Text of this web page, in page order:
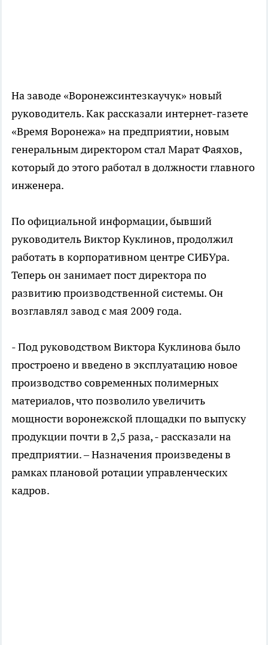
На заводе «Воронежсинтезкаучук» новый
руководитель. Как рассказали интернет-газете
«Время Воронежа» на предприятии, новым
генеральным директором стал Марат Фаяхов,
который до этого работал в должности главного
инженера.
По официальной информации, бывший
руководитель Виктор Куклинов, продолжил
работать в корпоративном центре СИБУра.
Теперь он занимает пост директора по
развитию производственной системы. Он
возглавлял завод с мая 2009 года.
- Под руководством Виктора Куклинова было
простроено и введено в эксплуатацию новое
производство современных полимерных
материалов, что позволило увеличить
мощности воронежской площадки по выпуску
продукции почти в 2,5 раза, - рассказали на
предприятии. – Назначения произведены в
рамках плановой ротации управленческих
кадров.